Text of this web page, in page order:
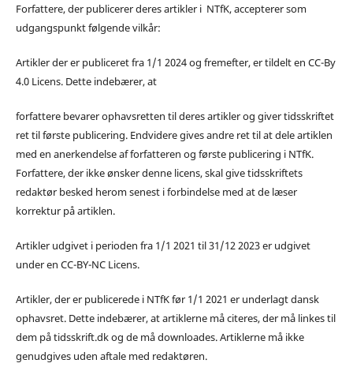
Forfattere, der publicerer deres artikler i NTfK, accepterer som
udgangspunkt følgende vilkår:
Artikler der er publiceret fra 1/1 2024 og fremefter, er tildelt en CC-By
4.0 Licens. Dette indebærer, at
forfattere bevarer ophavsretten til deres artikler og giver tidsskriftet
ret til første publicering. Endvidere gives andre ret til at dele artiklen
med en anerkendelse af forfatteren og første publicering i NTfK.
Forfattere, der ikke ønsker denne licens, skal give tidsskriftets
redaktør besked herom senest i forbindelse med at de læser
korrektur på artiklen.
Artikler udgivet i perioden fra 1/1 2021 til 31/12 2023 er udgivet
under en CC-BY-NC Licens.
Artikler, der er publicerede i NTfK før 1/1 2021 er underlagt dansk
ophavsret. Dette indebærer, at artiklerne må citeres, der må linkes til
dem på tidsskrift.dk og de må downloades. Artiklerne må ikke
genudgives uden aftale med redaktøren.